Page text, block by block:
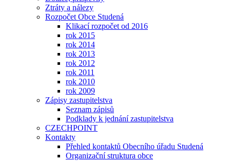
Ztráty a nálezy
Rozpočet Obce Studená
Klikací rozpočet od 2016
rok 2015
rok 2014
rok 2013
rok 2012
rok 2011
rok 2010
rok 2009
Zápisy zastupitelstva
Seznam zápisů
Podklady k jednání zastupitelstva
CZECHPOINT
Kontakty
Přehled kontaktů Obecního úřadu Studená
Organizační struktura obce